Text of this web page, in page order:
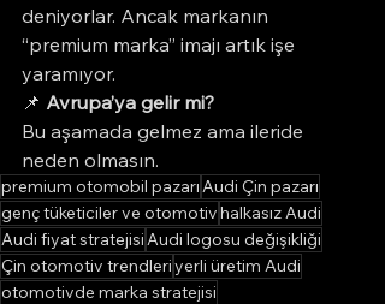
deniyorlar. Ancak markanın
“premium marka” imajı artık işe
yaramıyor.
📌 Avrupa’ya gelir mi?
Bu aşamada gelmez ama ileride
neden olmasın.
premium otomobil pazarıAudi Çin pazarı
genç tüketiciler ve otomotivhalkasız Audi
Audi fiyat stratejisiAudi logosu değişikliği
Çin otomotiv trendleriyerli üretim Audi
otomotivde marka stratejisi